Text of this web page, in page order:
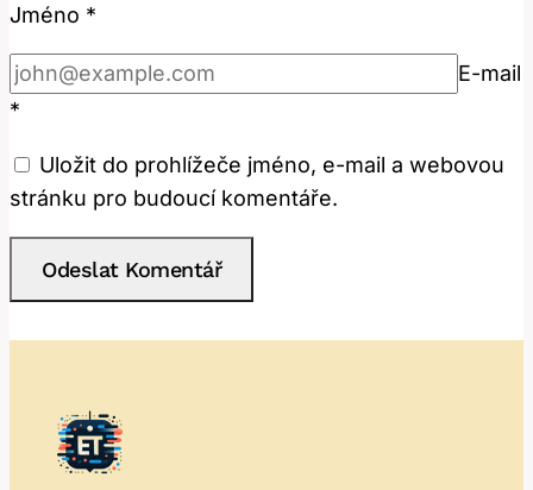
Jméno *
E-mail
*
Uložit do prohlížeče jméno, e-mail a webovou
stránku pro budoucí komentáře.